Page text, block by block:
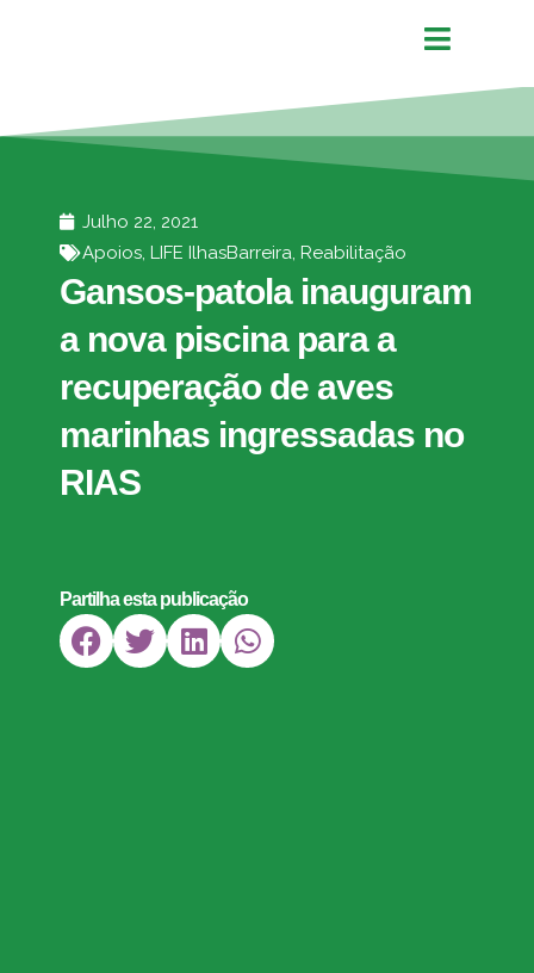
Julho 22, 2021
Apoios, LIFE IlhasBarreira, Reabilitação
Gansos-patola inauguram
a nova piscina para a
recuperação de aves
marinhas ingressadas no
RIAS
Partilha esta publicação